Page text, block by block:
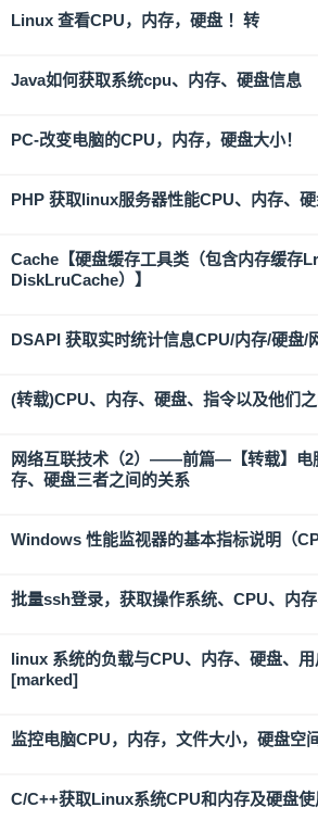
Linux 查看CPU，内存，硬盘 ！转
Java如何获取系统cpu、内存、硬盘信息
PC-改变电脑的CPU，内存，硬盘大小！
PHP 获取linux服务器性能CPU、内存、
Cache【硬盘缓存工具类（包含内存缓存
DiskLruCache）】
DSAPI 获取实时统计信息CPU/内存/硬盘/
(转载)CPU、内存、硬盘、指令以及他们
网络互联技术（2）——前篇—【转载】电
存、硬盘三者之间的关系
Windows 性能监视器的基本指标说明（
批量ssh登录，获取操作系统、CPU、内
linux 系统的负载与CPU、内存、硬盘、
[marked]
监控电脑CPU，内存，文件大小，硬盘空
C/C++获取Linux系统CPU和内存及硬盘使